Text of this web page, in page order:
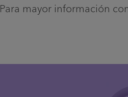
Para mayor información